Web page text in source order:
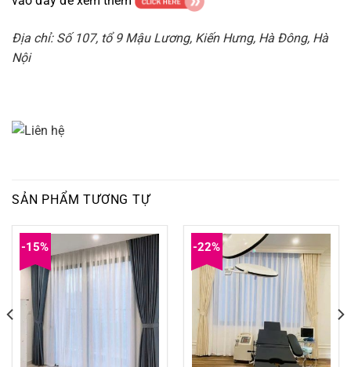
Địa chỉ: Số 107, tổ 9 Mậu Lương, Kiến Hưng, Hà Đông, Hà
Nội
SẢN PHẨM TƯƠNG TỰ
-15% -22%